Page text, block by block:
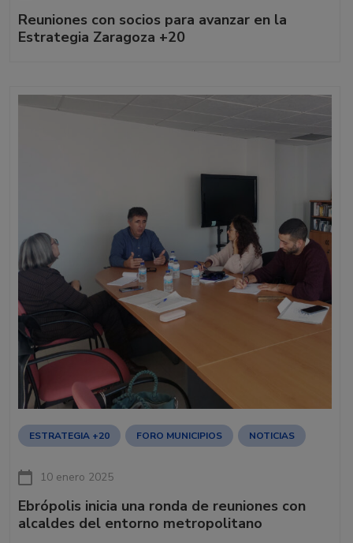
Reuniones con socios para avanzar en la
Estrategia Zaragoza +20
ESTRATEGIA +20 FORO MUNICIPIOS NOTICIAS
10 enero 2025
Ebrópolis inicia una ronda de reuniones con
alcaldes del entorno metropolitano